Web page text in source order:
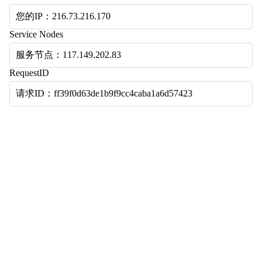
您的IP：216.73.216.170
Service Nodes
服务节点：117.149.202.83
RequestID
请求ID：ff39f0d63de1b9f9cc4caba1a6d57423